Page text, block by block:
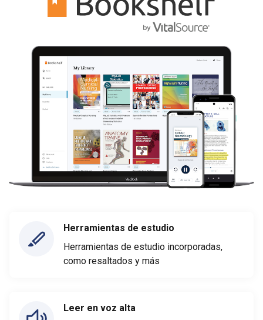
Herramientas de estudio
Herramientas de estudio incorporadas,
como resaltados y más
Leer en voz alta